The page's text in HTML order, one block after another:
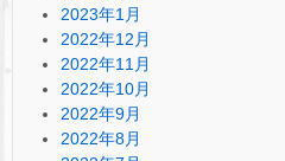
2023年1月
2022年12月
2022年11月
2022年10月
2022年9月
2022年8月